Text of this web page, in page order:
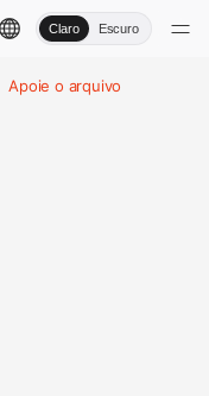
Claro Escuro
Apoie o arquivo